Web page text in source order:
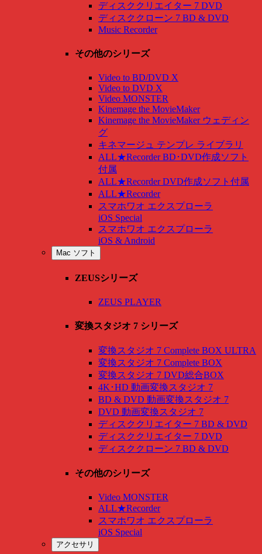
ディスククリエイター 7 DVD
ディスククローン 7 BD & DVD
Music Recorder
その他のシリーズ
Video to BD/DVD X
Video to DVD X
Video MONSTER
Kinemage the MovieMaker
Kinemage the MovieMaker ウェディン
グ
キネマージュ テンプレ ライブラリ
ALL★Recorder BD･DVD作成ソフト
付属
ALL★Recorder DVD作成ソフト付属
ALL★Recorder
スマホワオ エクスプローラ
iOS Special
スマホワオ エクスプローラ
iOS & Android
Mac ソフト
ZEUSシリーズ
ZEUS PLAYER
変換スタジオ 7 シリーズ
変換スタジオ 7 Complete BOX ULTRA
変換スタジオ 7 Complete BOX
変換スタジオ 7 DVD総合BOX
4K･HD 動画変換スタジオ 7
BD & DVD 動画変換スタジオ 7
DVD 動画変換スタジオ 7
ディスククリエイター 7 BD & DVD
ディスククリエイター 7 DVD
ディスククローン 7 BD & DVD
その他のシリーズ
Video MONSTER
ALL★Recorder
スマホワオ エクスプローラ
iOS Special
アクセサリ